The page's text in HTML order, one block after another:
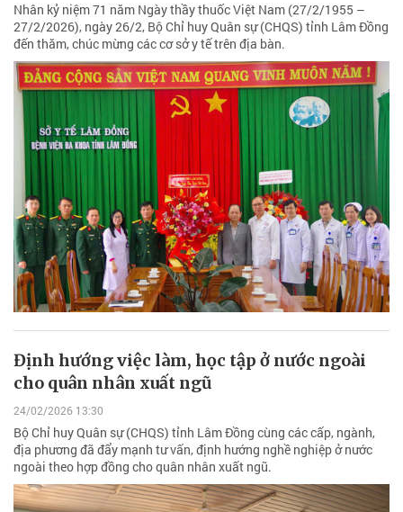
Nhân kỷ niệm 71 năm Ngày thầy thuốc Việt Nam (27/2/1955 –
27/2/2026), ngày 26/2, Bộ Chỉ huy Quân sự (CHQS) tỉnh Lâm Đồng
đến thăm, chúc mừng các cơ sở y tế trên địa bàn.
Định hướng việc làm, học tập ở nước ngoài
cho quân nhân xuất ngũ
24/02/2026 13:30
Bộ Chỉ huy Quân sự (CHQS) tỉnh Lâm Đồng cùng các cấp, ngành,
địa phương đã đẩy mạnh tư vấn, định hướng nghề nghiệp ở nước
ngoài theo hợp đồng cho quân nhân xuất ngũ.